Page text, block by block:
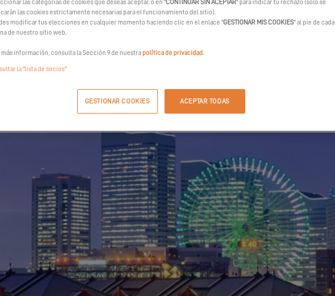
SOLICITAR MI INVITACION
las categorías de cookies que deseas aceptar, o en "CONTINUAR SIN ACEPTAR" para indicar tu rechazo (solo se
las cookies estrictamente necesarias para el funcionamiento del sitio).
modificar tus elecciones en cualquier momento haciendo clic en el enlace "GESTIONAR MIS COOKIES" al pie de cada
de nuestro sitio web.
más información, consulta la Sección 9 de nuestrapolítica de privacidad.
la "lista de socios"
GESTIONAR COOKIES ACEPTAR TODAS